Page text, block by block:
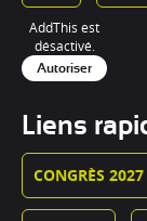
AddThis est
désactivé.
Autoriser
Liens
CONGRÈS 2027